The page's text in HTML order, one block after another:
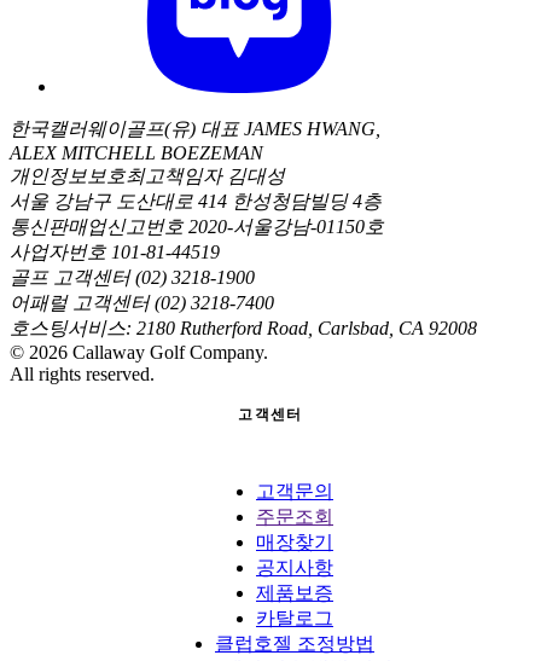
한국캘러웨이골프(유) 대표 JAMES HWANG,
ALEX MITCHELL BOEZEMAN
개인정보보호최고책임자 김대성
서울 강남구 도산대로 414 한성청담빌딩 4층
통신판매업신고번호 2020-서울강남-01150호
사업자번호 101-81-44519
골프 고객센터 (02) 3218-1900
어패럴 고객센터 (02) 3218-7400
호스팅서비스: 2180 Rutherford Road, Carlsbad, CA 92008
© 2026 Callaway Golf Company.
All rights reserved.
고객센터
고객문의
주문조회
매장찾기
공지사항
제품보증
카탈로그
클럽호젤 조정방법